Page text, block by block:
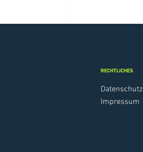
RECHTLICHES
Datenschutz
Impressum